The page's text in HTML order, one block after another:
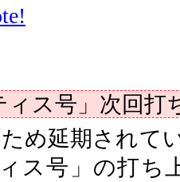
ィス号」次回打
め延期されて
ス号」の打ち